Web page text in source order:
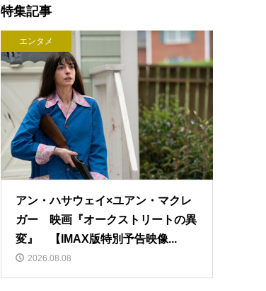
特集記事
エンタメ
アン・ハサウェイ×ユアン・マクレ
ガー 映画『オークストリートの異
変』 【IMAX版特別予告映像...
2026.08.08